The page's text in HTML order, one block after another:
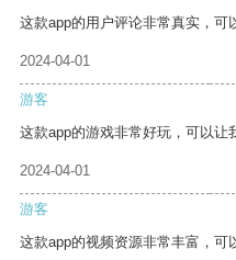
这款app的用户评论非常真实，可
2024-04-01
游客
这款app的游戏非常好玩，可以让
2024-04-01
游客
这款app的视频资源非常丰富，可